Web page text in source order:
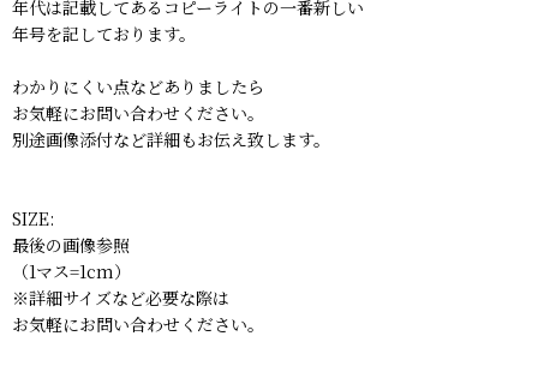
年代は記載してあるコピーライトの一番新しい
年号を記しております。
わかりにくい点などありましたら
お気軽にお問い合わせください。
別途画像添付など詳細もお伝え致します。
SIZE:
最後の画像参照
（1マス=1cm）
※詳細サイズなど必要な際は
お気軽にお問い合わせください。